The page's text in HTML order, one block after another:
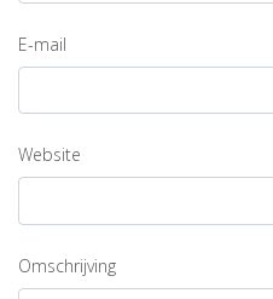
E-mail
Website
Omschrijving